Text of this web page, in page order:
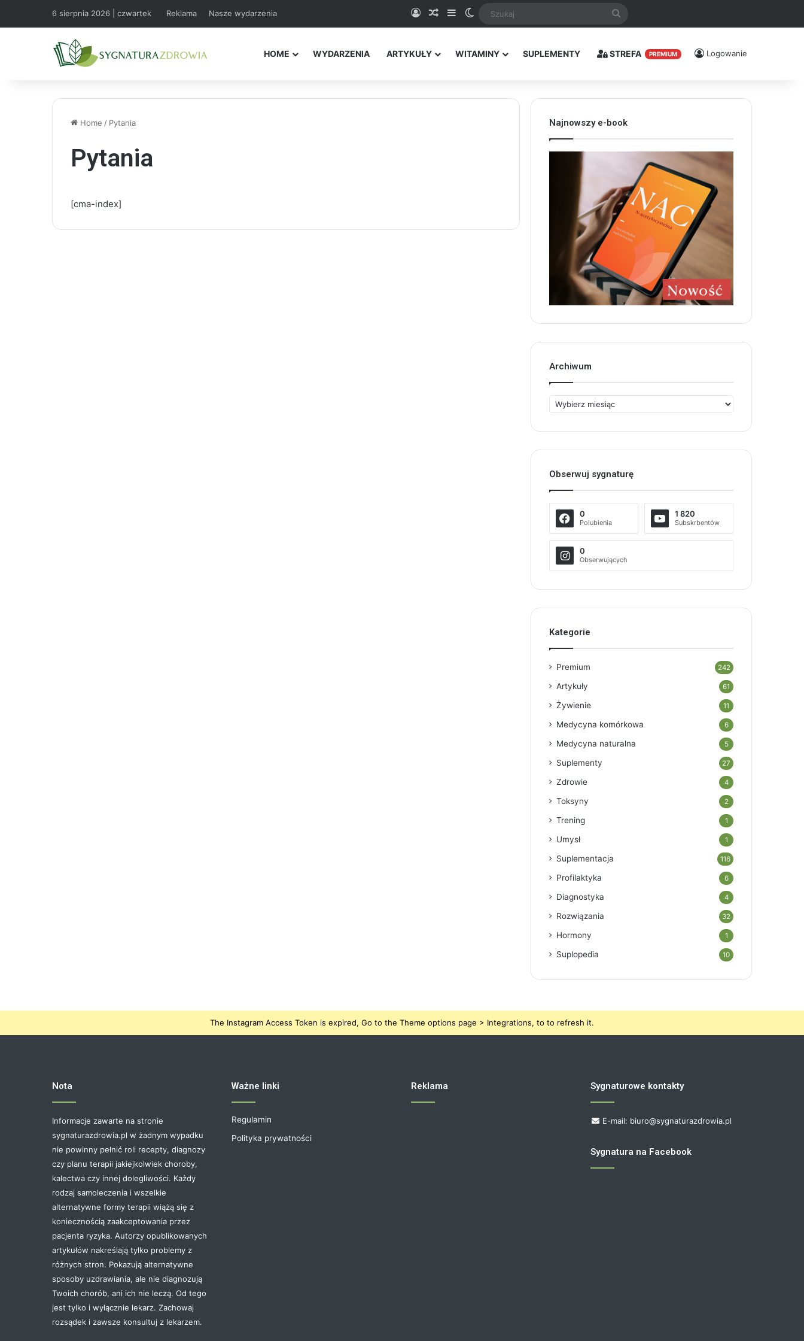
6 sierpnia 2026 | czwartek Reklama Nasze wydarzenia Logowanie
Random Article
SidebarSwitch skin
HOME WYDARZENIA ARTYKUŁY WITAMINY SUPLEMENTY STREFA PREMIUM Logowanie
Home / Pytania
Pytania
[cma-index]
Najnowszy e-book
Archiwum
Archiwum
Obserwuj sygnaturę
0
Polubienia
1 820
Subskrbentów
0
Obserwujących
Kategorie
Premium 242
Artykuły 61
Żywienie 11
Medycyna komórkowa 6
Medycyna naturalna 5
Suplementy 27
Zdrowie 4
Toksyny 2
Trening 1
Umysł 1
Suplementacja 116
Profilaktyka 6
Diagnostyka 4
Rozwiązania 32
Hormony 1
Suplopedia 10
The Instagram Access Token is expired, Go to the Theme options page > Integrations, to to refresh it.
Nota
Informacje zawarte na stronie
sygnaturazdrowia.pl w żadnym wypadku
nie powinny pełnić roli recepty, diagnozy
czy planu terapii jakiejkolwiek choroby,
kalectwa czy innej dolegliwości. Każdy
rodzaj samoleczenia i wszelkie
alternatywne formy terapii wiążą się z
koniecznością zaakceptowania przez
pacjenta ryzyka. Autorzy opublikowanych
artykułów nakreślają tylko problemy z
różnych stron. Pokazują alternatywne
sposoby uzdrawiania, ale nie diagnozują
Twoich chorób, ani ich nie leczą. Od tego
jest tylko i wyłącznie lekarz. Zachowaj
rozsądek i zawsze konsultuj z lekarzem.
Ważne linki
Regulamin
Polityka prywatności
Reklama Sygnaturowe kontakty
E-mail: biuro@sygnaturazdrowia.pl
Sygnatura na Facebook